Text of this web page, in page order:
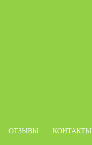
ОТЗЫВЫ КОНТАКТЫ